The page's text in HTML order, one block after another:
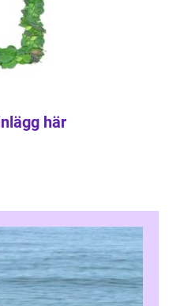
här